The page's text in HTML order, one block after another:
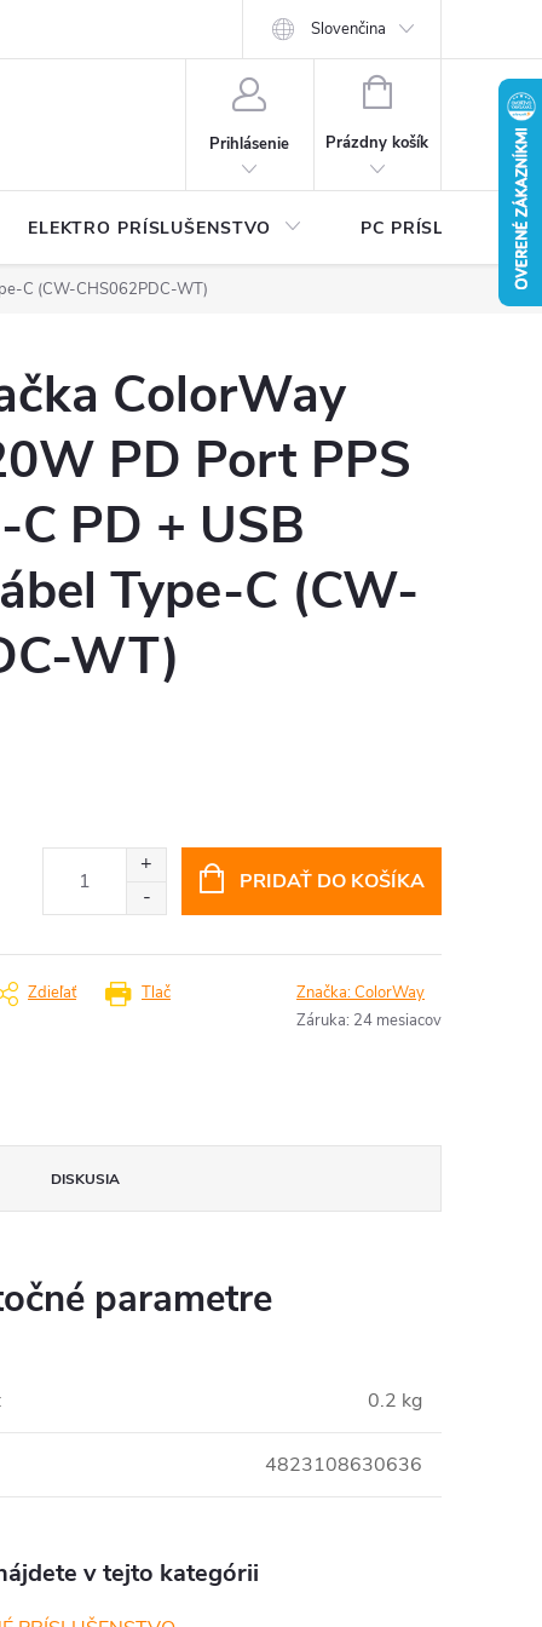
Písalo sa o nás
Slovenčina
Prihlásenie
NÁKUPNÝ
Prázdny košík
ELEKTRO PRÍSLUŠENSTVO PC
C (CW-CHS062PDC-WT)
ColorWay
PD Port PPS
PD + USB
Type-C (CW-
WT)
PRIDAŤ DO KOŠÍKA
Tlač
Zdieľať Značka:ColorWay
Záruka: 24 mesiacov
DISKUSIA
parametre
0.2 kg
4823108630636
v tejto kategórii